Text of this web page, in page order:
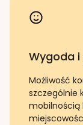
Wygoda
Możliwość
szczególnie
mobilnością